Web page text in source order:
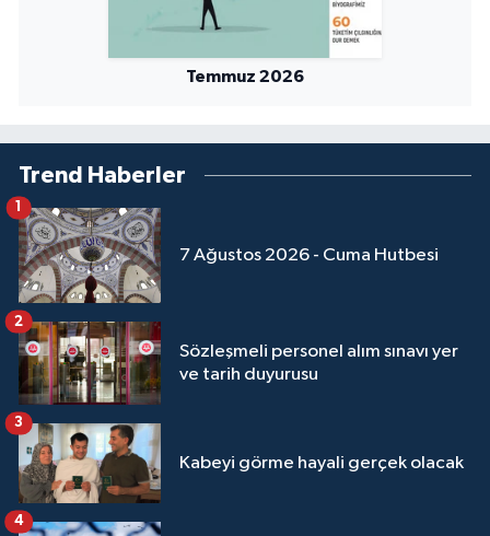
Temmuz 2026
Trend Haberler
7 Ağustos 2026 - Cuma Hutbesi
Sözleşmeli personel alım sınavı yer
ve tarih duyurusu
2
Kabeyi görme hayali gerçek olacak
3
4
Tunceli Müftülüğü
Uşak Müftülüğü
Van Müftülüğü
Yalova Müftülüğü
Yozgat Müftülüğü
Zonguldak Müftülüğü